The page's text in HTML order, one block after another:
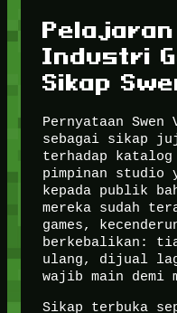
Industri
Sikap
Pernyataan
sebagai sikap
terhadap
pimpinan studio
kepada publik
mereka sudah
games,
berkebalikan:
ulang, dijual
wajib main demi
Sikap terbuka